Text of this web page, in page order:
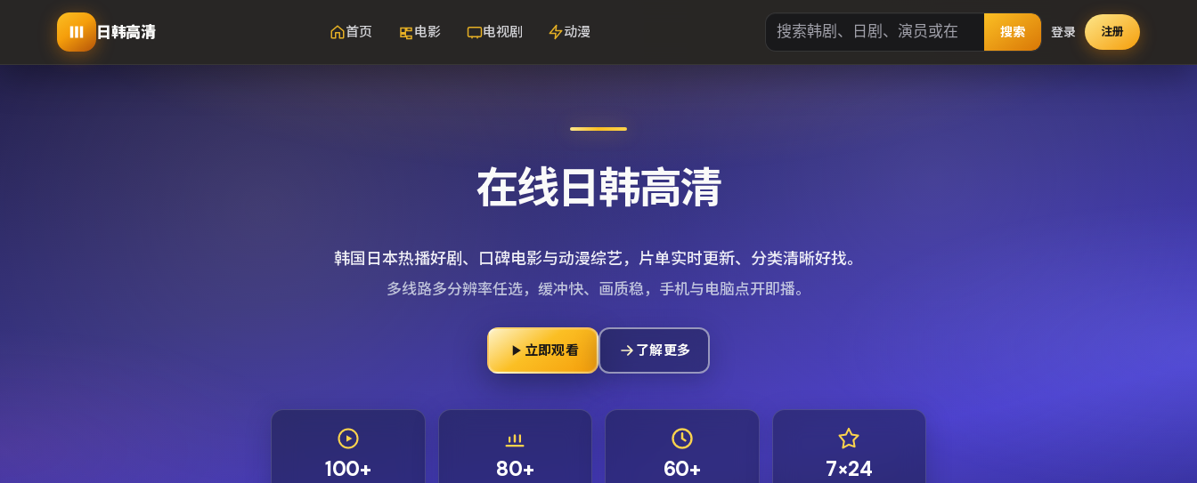
日韩高清 首页 电影 电视剧 动漫 搜索 登录 注册
在线日韩高清
韩国日本热播好剧、口碑电影与动漫综艺，片单实时更新、分类清晰好找。
多线路多分辨率任选，缓冲快、画质稳，手机与电脑点开即播。
立即观看 了解更多
100+ 80+ 60+ 7×24